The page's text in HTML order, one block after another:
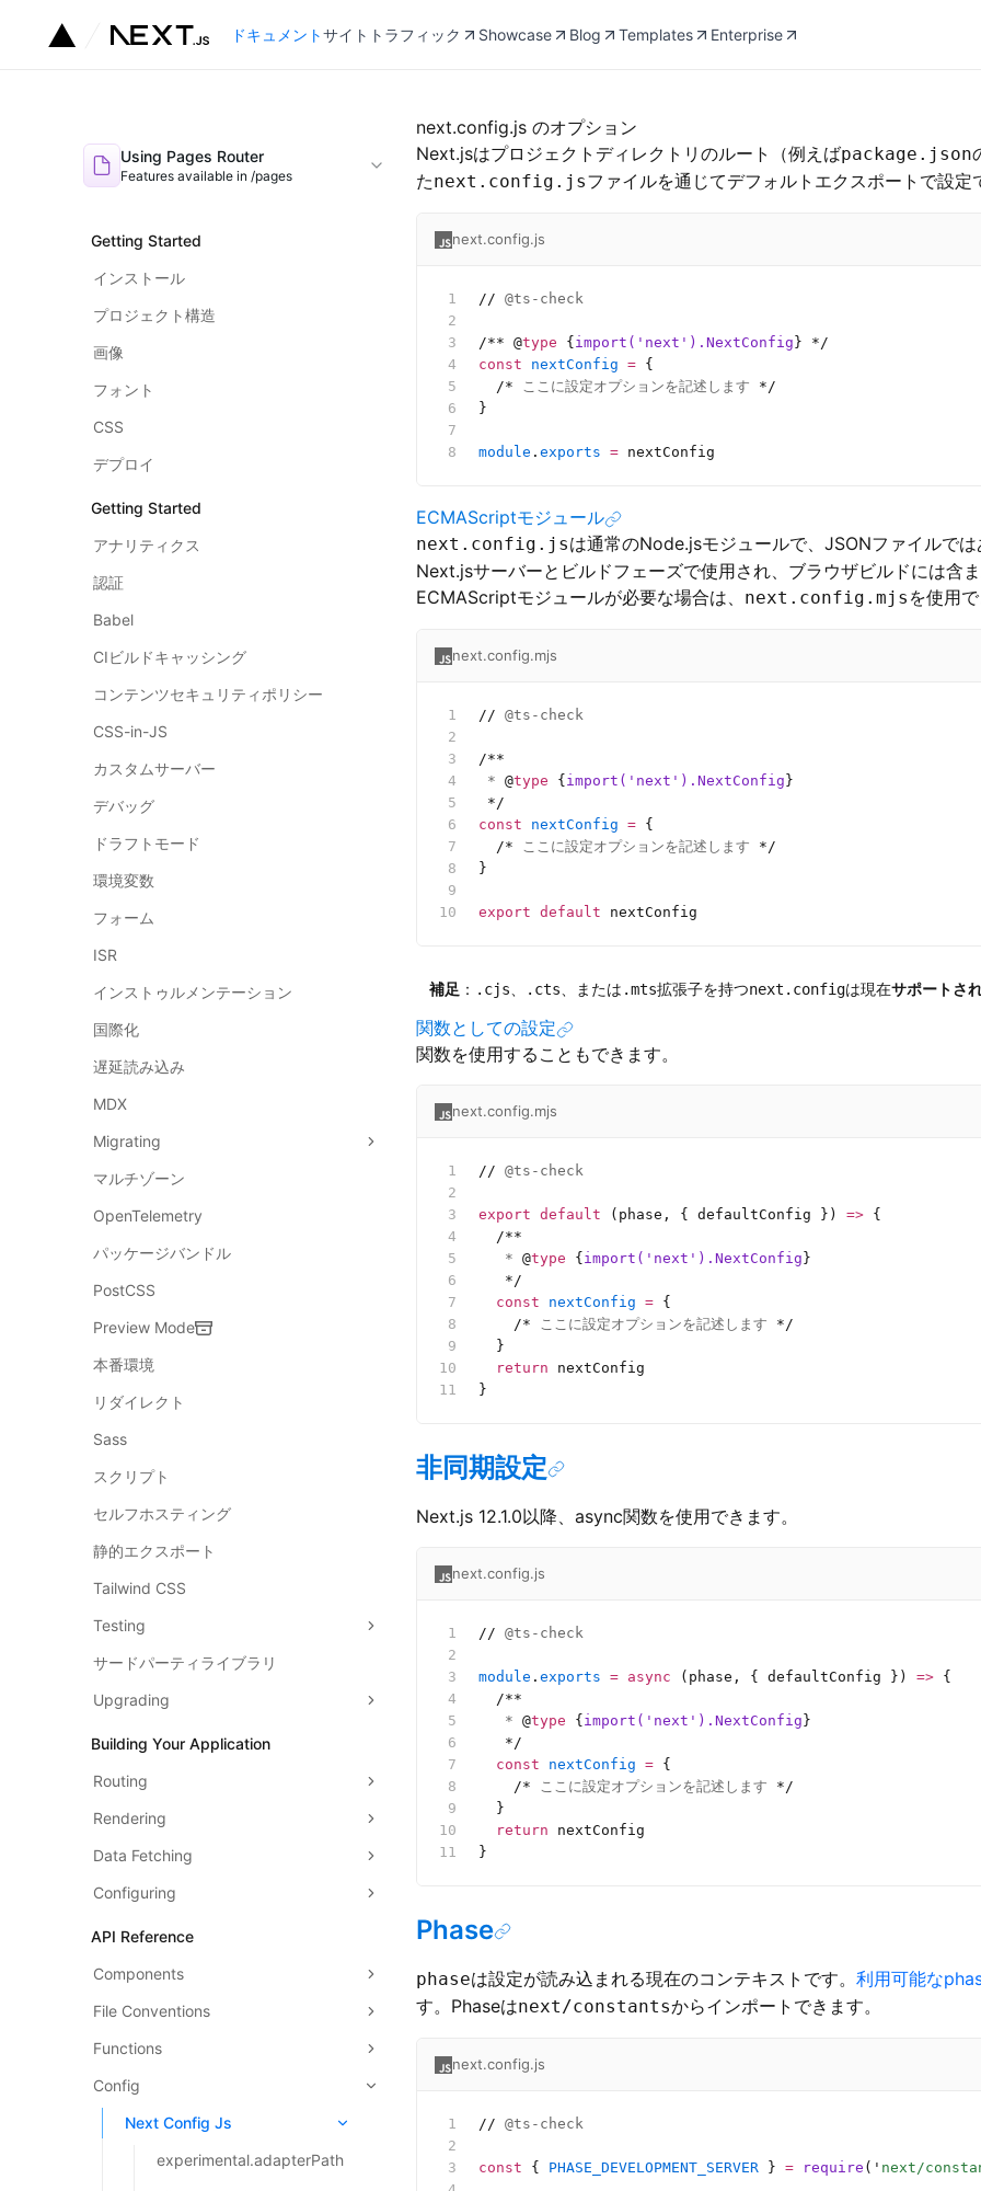
ドキュメントサイトトラフィック Showcase Blog Templates Enterprise
Using Pages Router
Features available in /pages
Getting Started
インストール
プロジェクト構造
画像
フォント
CSS
デプロイ
Getting Started
アナリティクス
認証
Babel
CIビルドキャッシング
コンテンツセキュリティポリシー
CSS-in-JS
カスタムサーバー
デバッグ
ドラフトモード
環境変数
フォーム
ISR
インストゥルメンテーション
国際化
遅延読み込み
MDX
Migrating
マルチゾーン
OpenTelemetry
パッケージバンドル
PostCSS
Preview Mode
本番環境
リダイレクト
Sass
スクリプト
セルフホスティング
静的エクスポート
Tailwind CSS
Testing
サードパーティライブラリ
Upgrading
Building Your Application
Routing
Rendering
Data Fetching
Configuring
API Reference
Components
File Conventions
Functions
Config
Next Config Js
experimental.adapterPath
next.config.js のオプション
Next.jsはプロジェクトディレクトリのルート（例えばpackage.json
たnext.config.jsファイルを通じてデフォルトエクスポートで設定
next.config.js
// @ts-check
/** @type { import('next').NextConfig } */
const nextConfig = {
  /*
ここに設定オプションを記述します */
}
module . exports = nextConfig
ECMAScriptモジュール
next.config.jsは通常のNode.jsモジュールで、JSONファイルでは
Next.jsサーバーとビルドフェーズで使用され、ブラウザビルドには含ま
ECMAScriptモジュールが必要な場合は、 next.config.mjs を使用で
next.config.mjs
// @ts-check
/**
* @type { import('next').NextConfig }
*/
const nextConfig = {
  /*
ここに設定オプションを記述します */
}
export default nextConfig
補足 ： .cjs .cts 、または .mts拡張子を持つnext.configは現在サポートさ
関数としての設定
関数を使用することもできます。
next.config.mjs
// @ts-check
export default (phase, { defaultConfig }) => {
  /**
   *
@type { import('next').NextConfig }
   */
  const
nextConfig = {
    /*
ここに設定オプションを記述します */
  }
  return
nextConfig
}
非同期設定
Next.js 12.1.0以降、async関数を使用できます。
next.config.js
// @ts-check
module . exports = async (phase, { defaultConfig }) => {
  /**
   *
@type { import('next').NextConfig }
   */
  const
nextConfig = {
    /*
ここに設定オプションを記述します */
  }
  return
nextConfig
}
Phase
phaseは設定が読み込まれる現在のコンテキストです。 利用可能な
す。Phaseはnext/constantsからインポートできます。
next.config.js
// @ts-check
const { PHASE_DEVELOPMENT_SERVER } = require ( ' next/